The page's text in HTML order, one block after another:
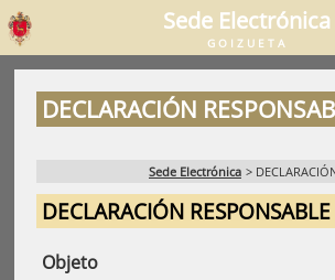
Sede Electrónica
GOIZUETA
DECLARACIÓN
Sede Electrónica >
DECLARACIÓN
Objeto